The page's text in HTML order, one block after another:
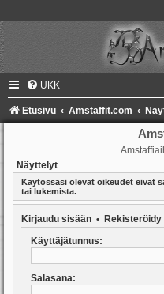
UKK
Etusivu Amstaffit.com
Näyttelyt
Käytössäsi olevat oikeudet eivät
tai lukemista.
Kirjaudu sisään • Rekisteröidy
Käyttäjätunnus:
Salasana: